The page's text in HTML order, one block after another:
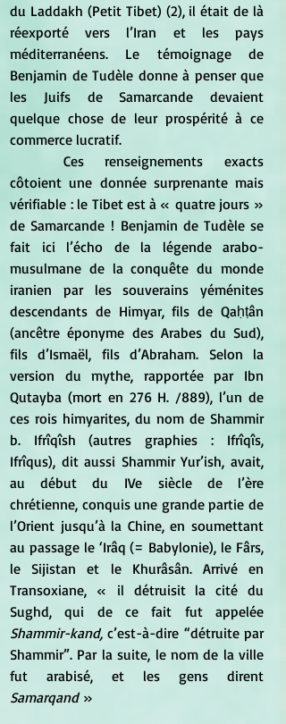
du Laddakh (Petit Tibet) (2), il était de là
réexporté vers l’Iran et les pays
méditerranéens. Le témoignage de
Benjamin de Tudèle donne à penser que
les Juifs de Samarcande devaient
quelque chose de leur prospérité à ce
commerce lucratif.
côtoient une donnée surprenante mais
vérifiable : le Tibet est à « quatre jours »
de Samarcande ! Benjamin de Tudèle se
fait ici l’écho de la légende arabo-
musulmane de la conquête du monde
iranien par les souverains yéménites
descendants de Himyar, fils de Qaḥṭân
(ancêtre éponyme des Arabes du Sud),
fils d’Ismaël, fils d’Abraham. Selon la
version du mythe, rapportée par Ibn
Qutayba (mort en 276 H. /889), l’un de
ces rois himyarites, du nom de Shammir
b. Ifrîqîsh (autres graphies : Ifrîqîs,
Ifrîqus), dit aussi Shammir Yur’ish, avait,
au début du IVe siècle de l’ère
chrétienne, conquis une grande partie de
l’Orient jusqu’à la Chine, en soumettant
au passage le ‘Irâq (= Babylonie), le Fârs,
le Sijistan et le Khurâsân. Arrivé en
Transoxiane, « il détruisit la cité du
Shammir-kand, c’est-à-dire “détruite par
Shammir”. Par la suite, le nom de la ville
Samarqand »